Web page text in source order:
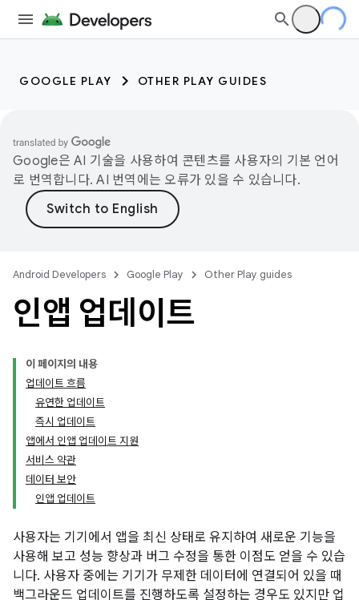
GOOGLE PLAY OTHER PLAY GUIDES
Google은 AI 기술을 사용하여 콘텐츠를 사용자의 기본 언어
로 번역합니다. AI 번역에는 오류가 있을 수 있습니다.
Android Developers Google Play Other Play guides
인앱 업데이트
이 페이지의 내용
업데이트 흐름
유연한 업데이트
즉시 업데이트
앱에서 인앱 업데이트 지원
서비스 약관
데이터 보안
인앱 업데이트
사용자는 기기에서 앱을 최신 상태로 유지하여 새로운 기능을
사용해 보고 성능 향상과 버그 수정을 통한 이점도 얻을 수 있습
니다. 사용자 중에는 기기가 무제한 데이터에 연결되어 있을 때
백그라운드 업데이트를 진행하도록 설정하는 경우도 있지만 업